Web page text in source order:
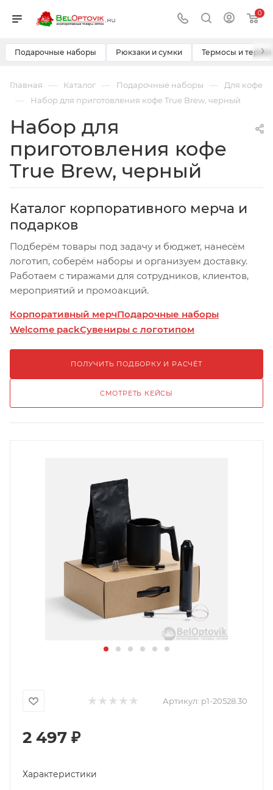
0
Подарочные наборы Рюкзаки и сумки Термосы и ›
Главная — Каталог — Подарочные наборы — Для кофе
— Набор для приготовления кофе True Brew, черный
Набор для
приготовления кофе
True Brew, черный
Каталог корпоративного мерча и
подарков
Подберём товары под задачу и бюджет, нанесём
логотип, соберём наборы и организуем доставку.
Работаем с тиражами для сотрудников, клиентов,
мероприятий и промоакций.
Корпоративный мерчПодарочные наборы
Welcome packСувениры с логотипом
ПОЛУЧИТЬ ПОДБОРКУ И РАСЧЁТ
СМОТРЕТЬ КЕЙСЫ
Артикул: p1-20528.30
2 497 ₽
Характеристики